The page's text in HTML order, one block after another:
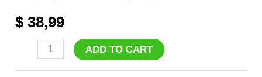
$ 38,99
ADD TO CART